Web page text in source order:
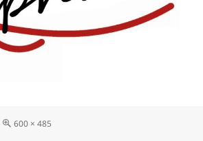
Taille
600 × 485